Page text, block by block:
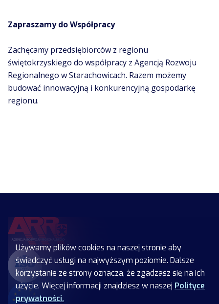
Zapraszamy do Współpracy
Zachęcamy przedsiębiorców z regionu
świętokrzyskiego do współpracy z Agencją Rozwoju
Regionalnego w Starachowicach. Razem możemy
budować innowacyjną i konkurencyjną gospodarkę
regionu.
Używamy plików cookies na naszej stronie aby
świadczyć usługi na najwyższym poziomie. Dalsze
korzystanie ze strony oznacza, że zgadzasz się na ich
użycie. Więcej informacji znajdziesz w naszej Polityce
prywatności.